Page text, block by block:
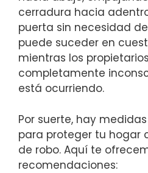
cerradura hacia
puerta sin necesidad
puede suceder en
mientras⁢ los
completamente
‌está ocurriendo.
Por suerte, hay
para ​proteger tu hogar
de robo. Aquí te
recomendaciones: